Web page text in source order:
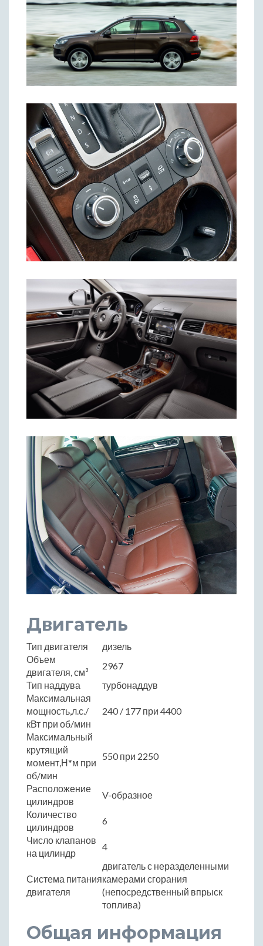
Двигатель
Тип двигателя
дизель
Объем
двигателя, см³
2967
Тип наддува
турбонаддув
Максимальная
мощность,л.с./
кВт при об/мин
240 / 177 при 4400
Максимальный
крутящий
момент,Н*м при
об/мин
550 при 2250
Расположение
цилиндров
V-образное
Количество
цилиндров
6
Число клапанов
на цилиндр
4
Система питания
двигателя
двигатель с неразделенными
камерами сгорания
(непосредственный впрыск
топлива)
Общая информация